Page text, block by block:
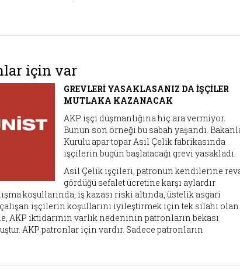
için var
GREVLERİ YASAKLASANIZ DA İŞÇİLER
MUTLAKA KAZANACAK
AKP işçi düşmanlığına hiç ara vermiyor.
Bunun son örneği bu sabah yaşandı.
Kurulu apar topar Asil Çelik fabrikasında
işçilerin bugün başlatacağı grevi yasakladı.
Asil Çelik işçileri, patronun kendilerine
gördüğü sefalet ücretine karşı aylardır
koşullarında, iş kazası riski altında, üstelik asgari
işçilerin koşullarını iyileştirmek için tek silahı olan
AKP iktidarının varlık nedeninin patronların bekası
AKP patronlar için vardır. Sadece patronların